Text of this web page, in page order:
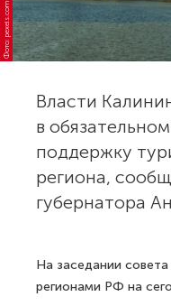
Фото: pexels.com
Власти
в
поддержку
региона,
губернатора
На заседании
регионами РФ на